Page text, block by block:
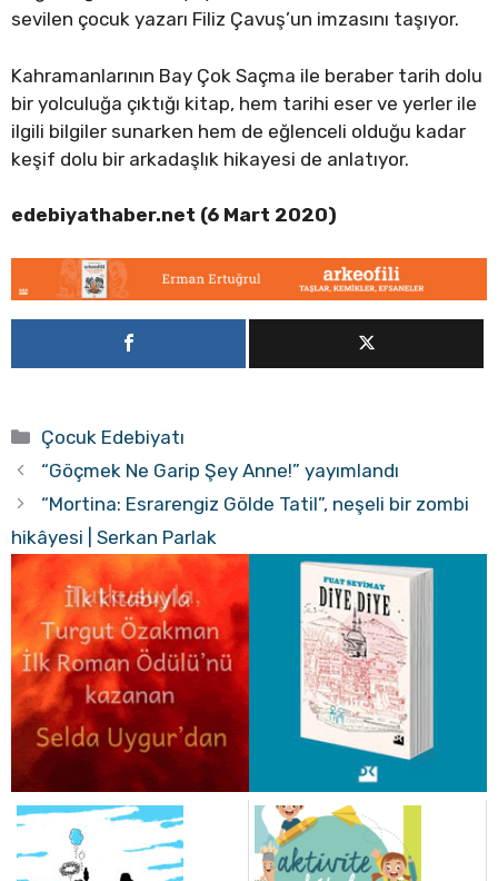
sevilen çocuk yazarı Filiz Çavuş’un imzasını taşıyor.
Kahramanlarının Bay Çok Saçma ile beraber tarih dolu
bir yolculuğa çıktığı kitap, hem tarihi eser ve yerler ile
ilgili bilgiler sunarken hem de eğlenceli olduğu kadar
keşif dolu bir arkadaşlık hikayesi de anlatıyor.
edebiyathaber.net (6 Mart 2020)
Kategoriler
Çocuk Edebiyatı
“Göçmek Ne Garip Şey Anne!” yayımlandı
“Mortina: Esrarengiz Gölde Tatil”, neşeli bir zombi
hikâyesi | Serkan Parlak